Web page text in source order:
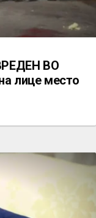
ВО
лице место